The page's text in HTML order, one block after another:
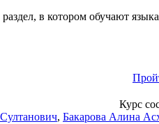
в котором обучают
Курс
, Бакарова Алина